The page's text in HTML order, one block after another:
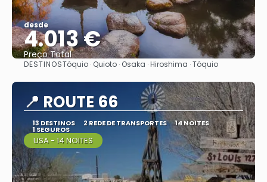
desde
4.013 €
Preço Total
Vejo
DESTINOSTóquio · Quioto · Osaka · Hiroshima · Tóquio
📍 ROUTE 66
13 DESTINOS 2 REDE DE TRANSPORTES 14 NOITES
1 SEGUROS
USA - 14 NOITES